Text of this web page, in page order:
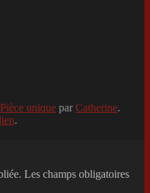
Pièce unique par Catherine.
.
Les champs obligatoires